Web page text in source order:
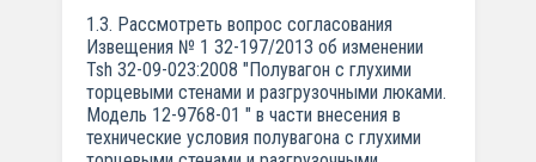
1.3. Рассмотреть вопрос согласования
Извещения № 1 32-197/2013 об изменении
Tsh 32-09-023:2008 "Полувагон с глухими
торцевыми стенами и разгрузочными люками.
Модель 12-9768-01 " в части внесения в
технические условия полувагона с глухими